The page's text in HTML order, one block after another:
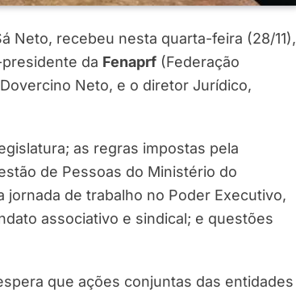
Neto, recebeu nesta quarta-feira (28/11),
da Fenaprf (Federação
Neto, e o diretor Jurídico,
as regras impostas pela
de Pessoas do Ministério do
de trabalho no Poder Executivo,
associativo e sindical; e questões
que ações conjuntas das entidades